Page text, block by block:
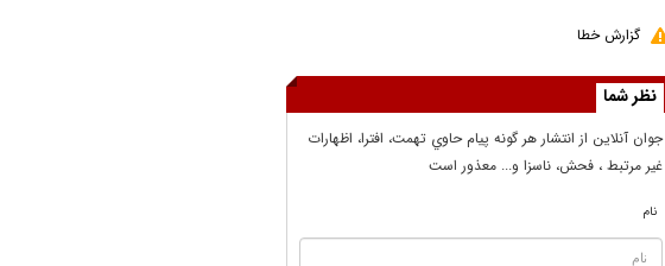
گزارش خطا
نظر شما
جوان آنلاين از انتشار هر گونه پيام حاوي تهمت، افترا، اظهارات
غير مرتبط ، فحش، ناسزا و... معذور است
نام